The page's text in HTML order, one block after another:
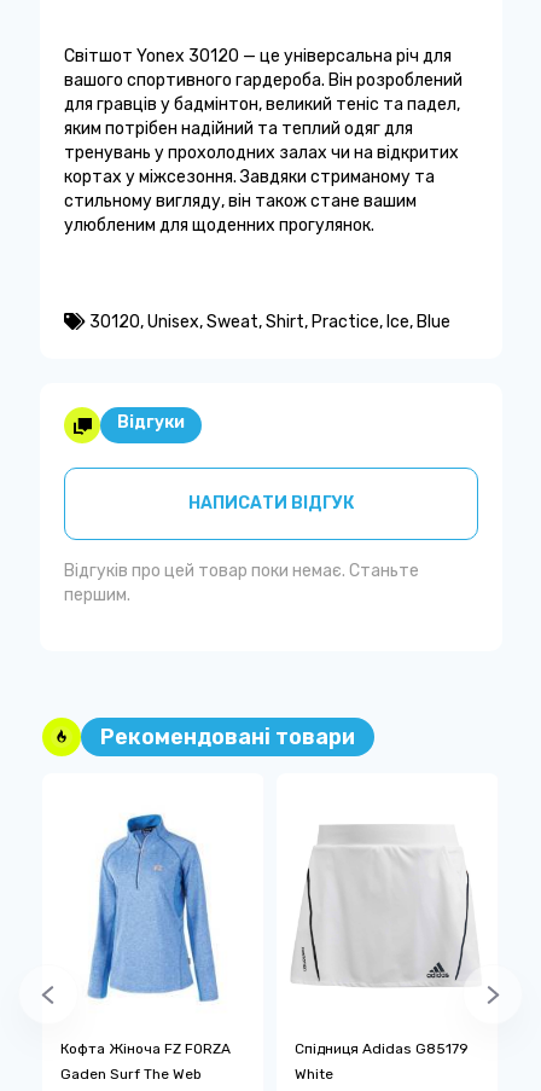
Світшот Yonex 30120 — це універсальна річ для
вашого спортивного гардероба. Він розроблений
для гравців у бадмінтон, великий теніс та падел,
яким потрібен надійний та теплий одяг для
тренувань у прохолодних залах чи на відкритих
кортах у міжсезоння. Завдяки стриманому та
стильному вигляду, він також стане вашим
улюбленим для щоденних прогулянок.
30120,Unisex,Sweat,Shirt, Practice, Ice, Blue
Відгуки
НАПИСАТИ ВІДГУК
Відгуків про цей товар поки немає. Станьте
першим.
Рекомендовані товари
Кофта Жіноча FZ FORZA
Gaden Surf The Web
Спідниця Adidas G85179
White